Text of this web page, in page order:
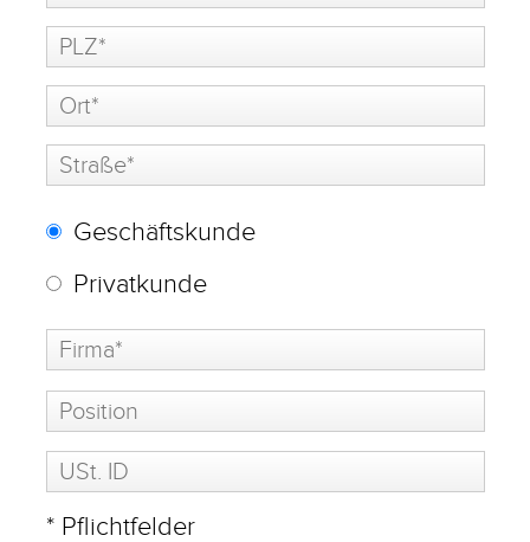
Geschäftskunde
Privatkunde
* Pflichtfelder